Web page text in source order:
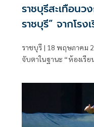
ราชบุรีสะเทือนวงกา
ราชบุรี” จากโร
อบจ.มหาสารคา
รับโลกยุค AI
ราชบุรี | 18 พฤษภาคม
จับตาในฐานะ “ห้องเรี